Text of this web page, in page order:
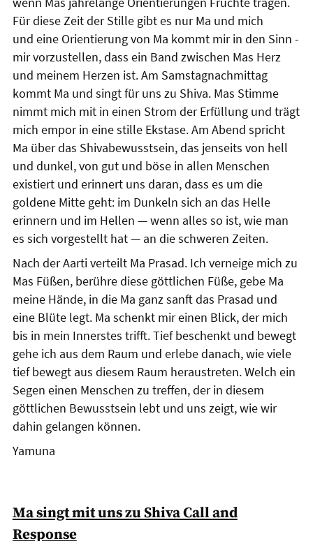
Für diese Zeit der Stille gibt es nur Ma und mich
und eine Orientierung von Ma kommt mir in den Sinn -
mir vorzustellen, dass ein Band zwischen Mas Herz
und meinem Herzen ist. Am Samstagnachmittag
kommt Ma und singt für uns zu Shiva. Mas Stimme
nimmt mich mit in einen Strom der Erfüllung und trägt
mich empor in eine stille Ekstase. Am Abend spricht
Ma über das Shivabewusstsein, das jenseits von hell
und dunkel, von gut und böse in allen Menschen
existiert und erinnert uns daran, dass es um die
goldene Mitte geht: im Dunkeln sich an das Helle
erinnern und im Hellen — wenn alles so ist, wie man
es sich vorgestellt hat — an die schweren Zeiten.
Nach der Aarti verteilt Ma Prasad. Ich verneige mich zu
Mas Füßen, berühre diese göttlichen Füße, gebe Ma
meine Hände, in die Ma ganz sanft das Prasad und
eine Blüte legt. Ma schenkt mir einen Blick, der mich
bis in mein Innerstes trifft. Tief beschenkt und bewegt
gehe ich aus dem Raum und erlebe danach, wie viele
tief bewegt aus diesem Raum heraustreten. Welch ein
Segen einen Menschen zu treffen, der in diesem
göttlichen Bewusstsein lebt und uns zeigt, wie wir
dahin gelangen können.
Yamuna
Ma singt mit uns zu Shiva Call and
Response